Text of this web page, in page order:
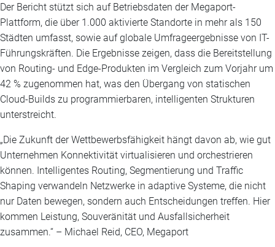
Der Bericht stützt sich auf Betriebsdaten der Megaport-
Plattform, die über 1.000 aktivierte Standorte in mehr als 150
Städten umfasst, sowie auf globale Umfrageergebnisse von IT-
Führungskräften. Die Ergebnisse zeigen, dass die Bereitstellung
von Routing- und Edge-Produkten im Vergleich zum Vorjahr um
42 % zugenommen hat, was den Übergang von statischen
Cloud-Builds zu programmierbaren, intelligenten Strukturen
unterstreicht.
„Die Zukunft der Wettbewerbsfähigkeit hängt davon ab, wie gut
Unternehmen Konnektivität virtualisieren und orchestrieren
können. Intelligentes Routing, Segmentierung und Traffic
Shaping verwandeln Netzwerke in adaptive Systeme, die nicht
nur Daten bewegen, sondern auch Entscheidungen treffen. Hier
kommen Leistung, Souveränität und Ausfallsicherheit
zusammen.“ – Michael Reid, CEO, Megaport